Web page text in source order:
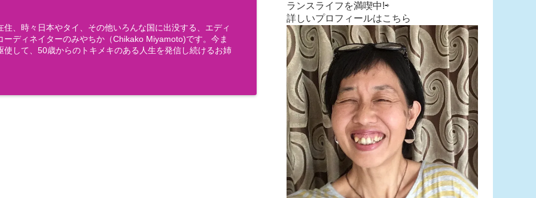
住、時々日本やタイ、その他いろんな国に出没する、エディ
ーディネイターのみやちか（Chikako Miyamoto)です。今ま
使して、50歳からのトキメキのある人生を発信し続けるお姉
ランスライフを満喫中!⇨
詳しいプロフィールはこちら